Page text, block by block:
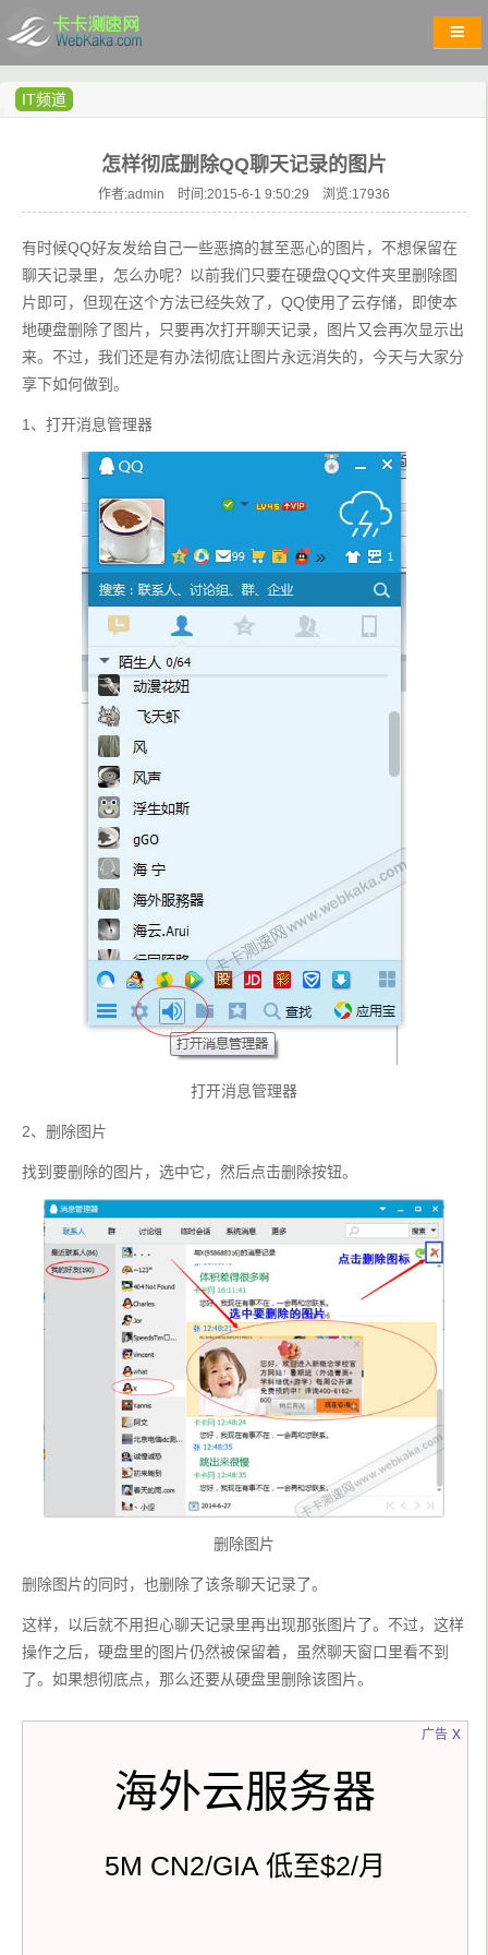
IT频道
怎样彻底删除QQ聊天记录的图片
作者:admin 时间:2015-6-1 9:50:29 浏览:17936
有时候QQ好友发给自己一些恶搞的甚至恶心的图片，不想保留在
聊天记录里，怎么办呢？以前我们只要在硬盘QQ文件夹里删除图
片即可，但现在这个方法已经失效了，QQ使用了云存储，即使本
地硬盘删除了图片，只要再次打开聊天记录，图片又会再次显示出
来。不过，我们还是有办法彻底让图片永远消失的，今天与大家分
享下如何做到。
1、打开消息管理器
打开消息管理器
2、删除图片
找到要删除的图片，选中它，然后点击删除按钮。
删除图片
删除图片的同时，也删除了该条聊天记录了。
这样，以后就不用担心聊天记录里再出现那张图片了。不过，这样
操作之后，硬盘里的图片仍然被保留着，虽然聊天窗口里看不到
了。如果想彻底点，那么还要从硬盘里删除该图片。
广告
海外云服务器
5M CN2/GIA 低至$2/月
x